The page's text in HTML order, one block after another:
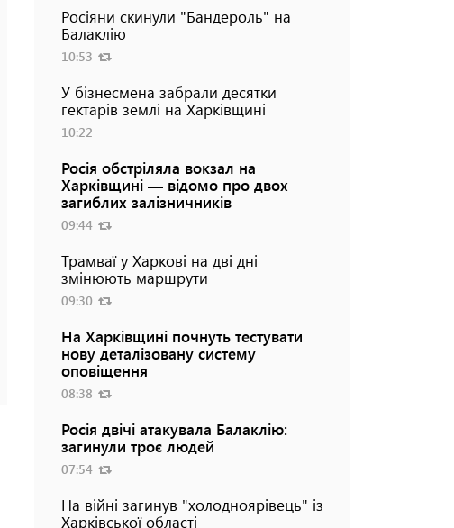
Росіяни скинули "Бандероль" на
Балаклію
10:53
У бізнесмена забрали десятки
гектарів землі на Харківщині
10:22
Росія обстріляла вокзал на
Харківщині — відомо про двох
загиблих залізничників
09:44
Трамваї у Харкові на дві дні
змінюють маршрути
09:30
На Харківщині почнуть тестувати
нову деталізовану систему
оповіщення
08:38
Росія двічі атакувала Балаклію:
загинули троє людей
07:54
На війні загинув "холодноярівець" із
Харківської області